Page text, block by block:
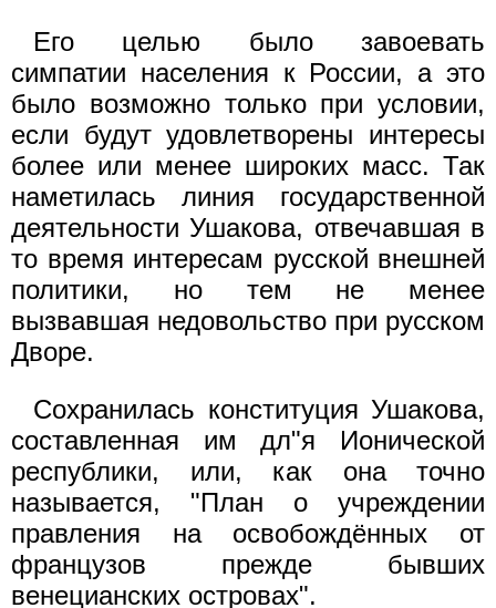
Его целью было завоевать
симпатии населения к России, а это
было возможно только при условии,
если будут удовлетворены интересы
более или менее широких масс. Так
наметилась линия государственной
деятельности Ушакова, отвечавшая в
то время интересам русской внешней
политики, но тем не менее
вызвавшая недовольство при русском
Дворе.
Сохранилась конституция Ушакова,
составленная им дл"я Ионической
республики, или, как она точно
называется, "План о учреждении
правления на освобождённых от
французов прежде бывших
венецианских островах".